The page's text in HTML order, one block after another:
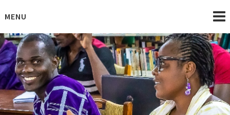
toMENU